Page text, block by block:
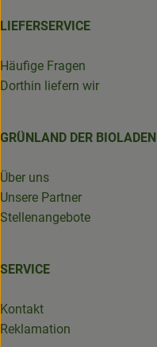
LIEFERSERVICE
Häufige Fragen
Dorthin liefern wir
GRÜNLAND DER BIOLADEN
Über uns
Unsere Partner
Stellenangebote
SERVICE
Kontakt
Reklamation